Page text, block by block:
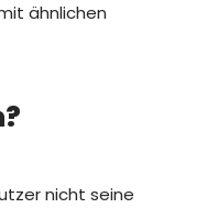
ähnlichen
nicht seine